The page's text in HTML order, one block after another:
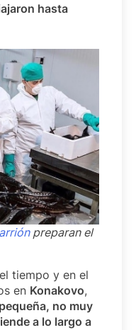
hasta
preparan el
tiempo y en el
en Konakovo,
no muy
a lo largo a